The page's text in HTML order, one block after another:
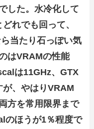
した。水冷化して
れでも回って、
当たり石っぽい気
はVRAMの性能
は11GHz、GTX
、やはりVRAM
方を常用限界まで
のほうが1％程度で